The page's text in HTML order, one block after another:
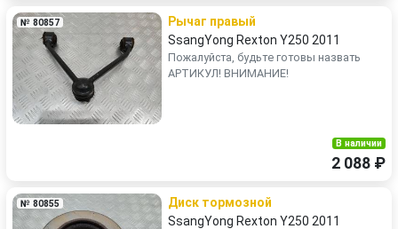
№ 80857
Рычаг правый
SsangYong Rexton Y250 2011
Пожалуйста, будьте готовы назвать
АРТИКУЛ! ВНИМАНИЕ!
В наличии
2 088 ₽
№ 80855
Диск тормозной
SsangYong Rexton Y250 2011